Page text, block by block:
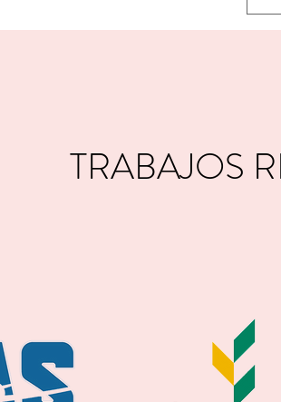
TRABAJOS